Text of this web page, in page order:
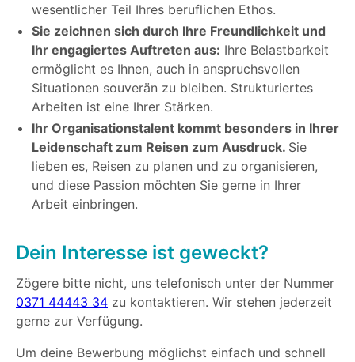
wesentlicher Teil Ihres beruflichen Ethos.
Sie zeichnen sich durch Ihre Freundlichkeit und
Ihr engagiertes Auftreten aus: Ihre Belastbarkeit
ermöglicht es Ihnen, auch in anspruchsvollen
Situationen souverän zu bleiben. Strukturiertes
Arbeiten ist eine Ihrer Stärken.
Ihr Organisationstalent kommt besonders in Ihrer
Leidenschaft zum Reisen zum Ausdruck. Sie
lieben es, Reisen zu planen und zu organisieren,
und diese Passion möchten Sie gerne in Ihrer
Arbeit einbringen.
Dein Interesse ist geweckt?
Zögere bitte nicht, uns telefonisch unter der Nummer
0371 44443 34 zu kontaktieren. Wir stehen jederzeit
gerne zur Verfügung.
Um deine Bewerbung möglichst einfach und schnell